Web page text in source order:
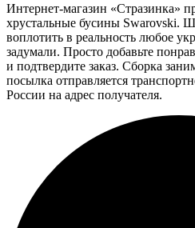
Интернет-магазин «Стразинка»
хрустальные бусины Swarovski.
воплотить в реальность любое
задумали. Просто добавьте
и подтвердите заказ. Сборка
посылка отправляется
России на адрес получателя.